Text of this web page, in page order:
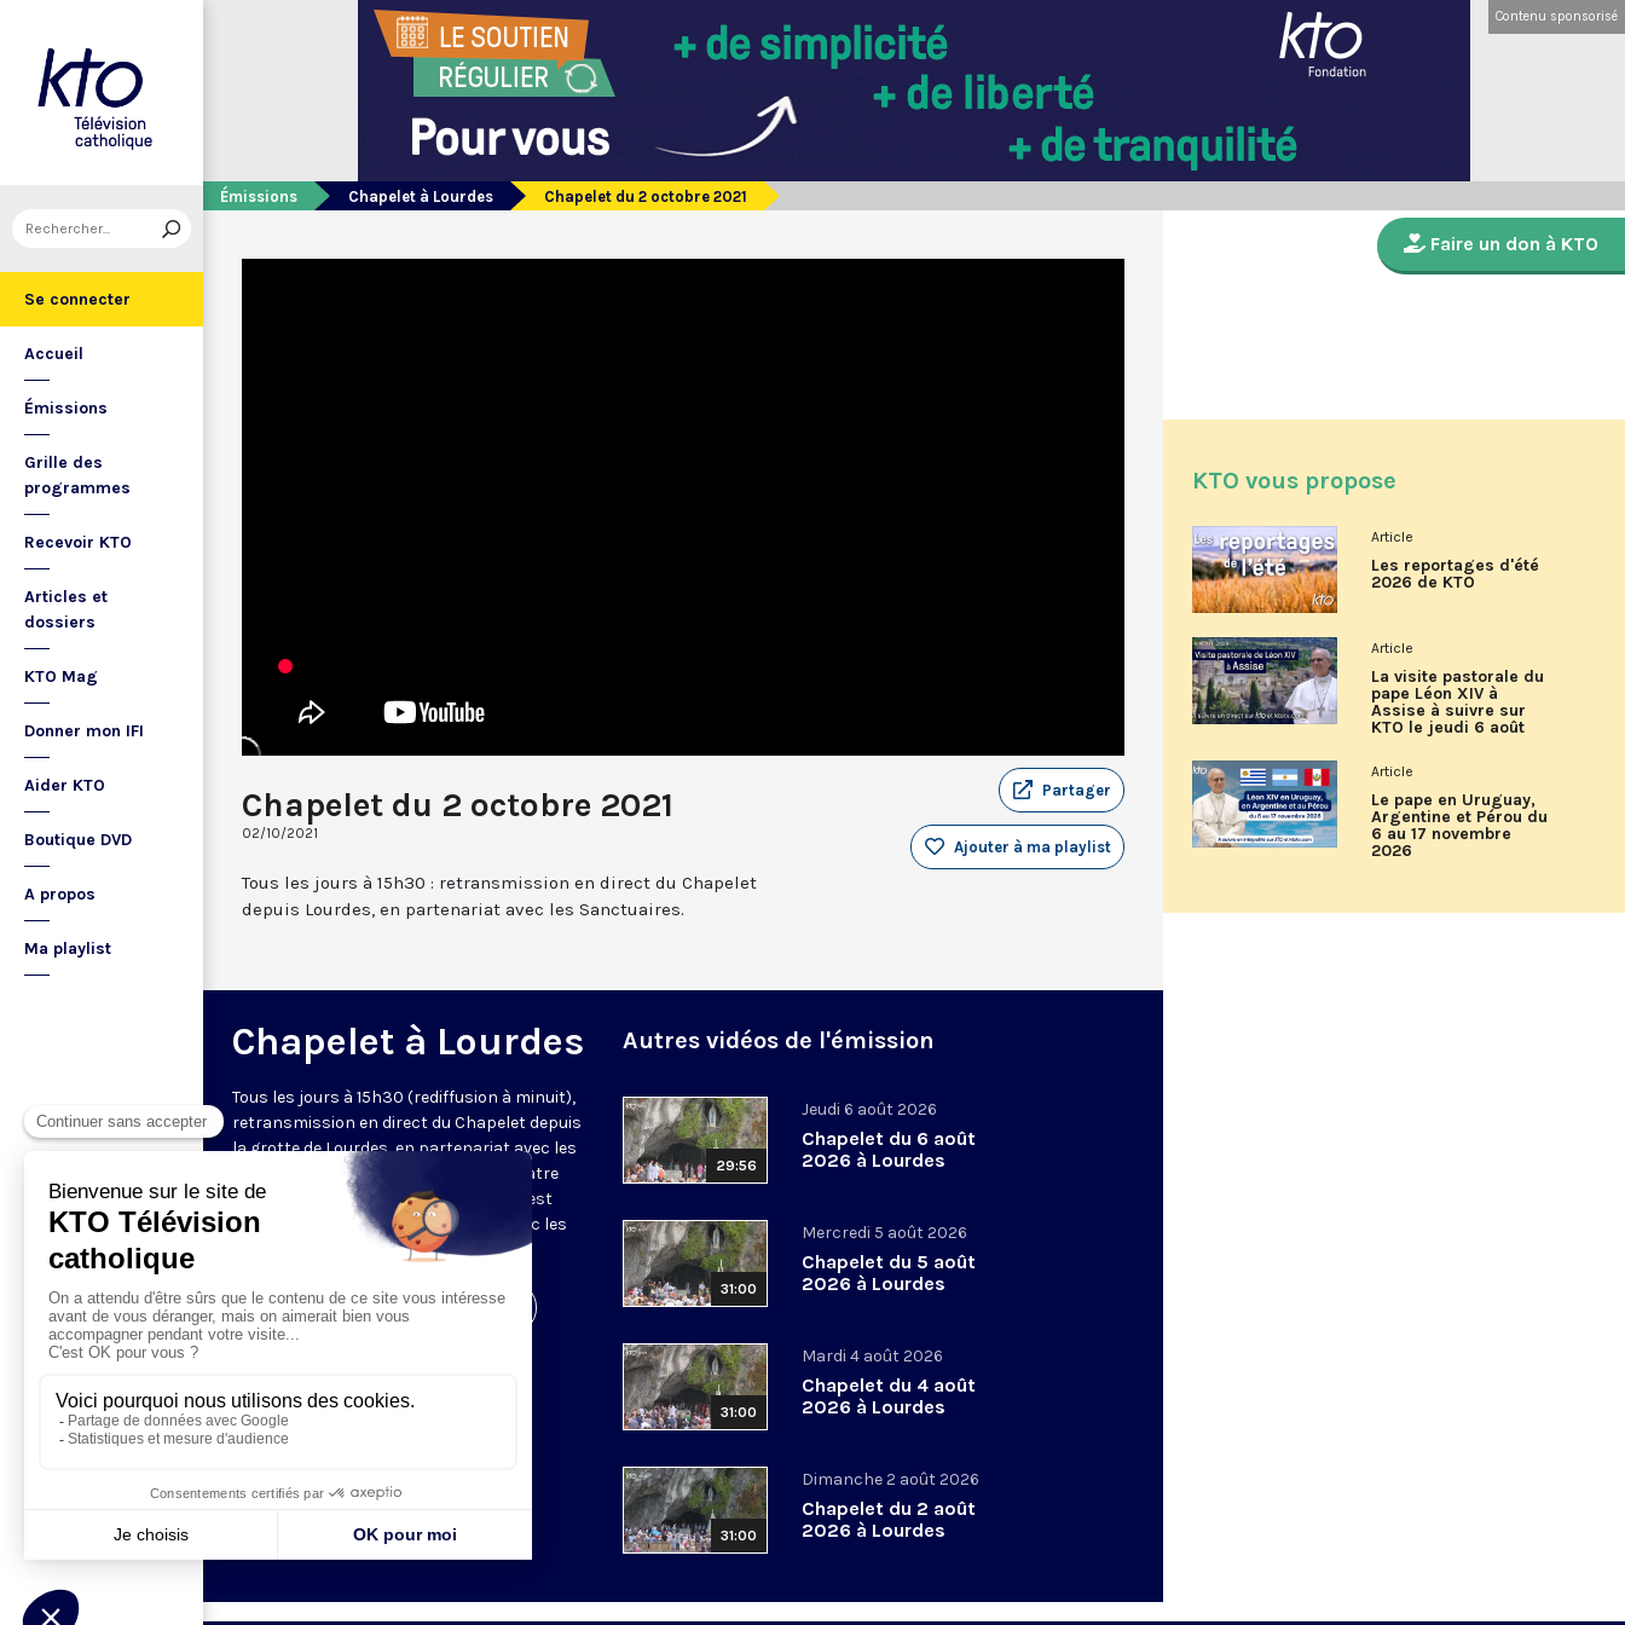
Se connecter
Accueil
Émissions
Grille des
programmes
Recevoir KTO
Articles et
dossiers
KTO Mag
Donner mon IFI
Aider KTO
Boutique DVD
A propos
Ma playlist
Contenu sponsorisé
Émissions Chapelet à Lourdes Chapelet du 2 octobre 2021
Chapelet du 2 octobre 2021
02/10/2021
Partager
Ajouter à ma playlist
Tous les jours à 15h30 : retransmission en direct du Chapelet
depuis Lourdes, en partenariat avec les Sanctuaires.
Chapelet à Lourdes
Tous les jours à 15h30 (rediffusion à minuit),
retransmission en direct du Chapelet depuis
la grotte de Lourdes, en partenariat avec les
Sanctuaires. Chaque jour, l'une des quatre
méditations des mystères du Rosaire est
proposée en communion de prière avec les
Visiter la page de l'émission
Autres vidéos de l'émission
29:56
Jeudi 6 août 2026
Chapelet du 6 août
2026 à Lourdes
31:00
Mercredi 5 août 2026
Chapelet du 5 août
2026 à Lourdes
31:00
Mardi 4 août 2026
Chapelet du 4 août
2026 à Lourdes
31:00
Dimanche 2 août 2026
Chapelet du 2 août
2026 à Lourdes
Faire un don à KTO
KTO vous propose
Article
Les reportages d'été
2026 de KTO
Article
La visite pastorale du
pape Léon XIV à
Assise à suivre sur
KTO le jeudi 6 août
Article
Le pape en Uruguay,
Argentine et Pérou du
6 au 17 novembre
2026